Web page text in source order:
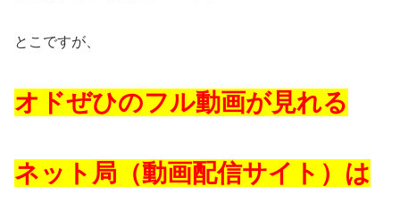
とこですが、
オドぜひのフル動画が見れる
ネット局（動画配信サイト）は